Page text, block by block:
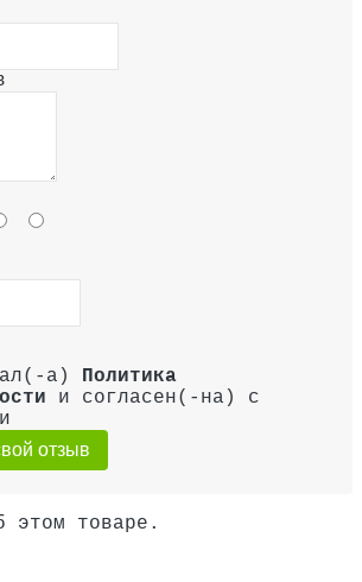
а) Политика
и согласен(-на) с
отзыв
этом товаре.